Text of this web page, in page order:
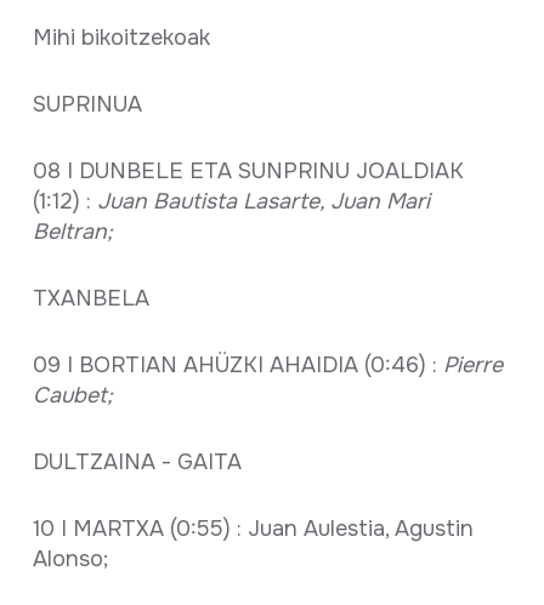
Mihi bikoitzekoak
SUPRINUA
08 I DUNBELE ETA SUNPRINU JOALDIAK
(1:12) : Juan Bautista Lasarte, Juan Mari
Beltran;
TXANBELA
09 I BORTIAN AHÜZKI AHAIDIA (0:46) : Pierre
Caubet;
DULTZAINA - GAITA
10 I MARTXA (0:55) : Juan Aulestia, Agustin
Alonso;